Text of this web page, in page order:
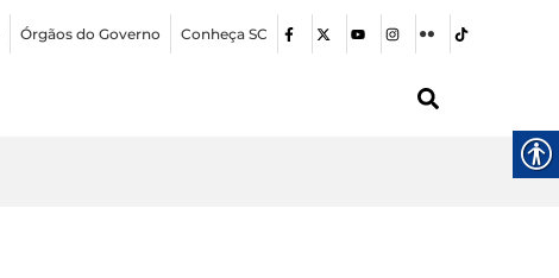
Órgãos do Governo Conheça SC